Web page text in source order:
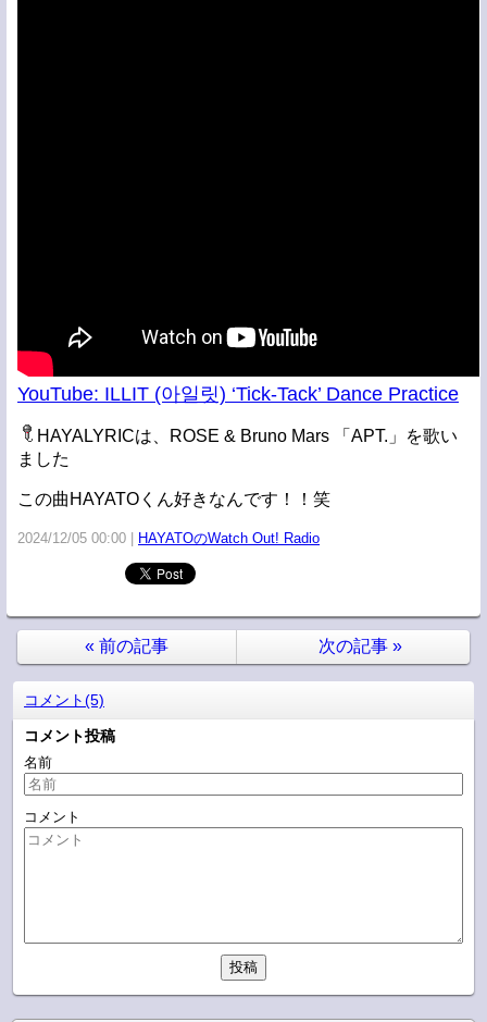
YouTube: ILLIT (아일릿) ‘Tick-Tack’ Dance Practice
HAYALYRICは、ROSE & Bruno Mars 「APT.」を歌い
ました
この曲HAYATOくん好きなんです！！笑
2024/12/05 00:00 HAYATOのWatch Out! Radio
« 前の記事 次の記事 »
コメント(5)
コメント投稿
名前
コメント